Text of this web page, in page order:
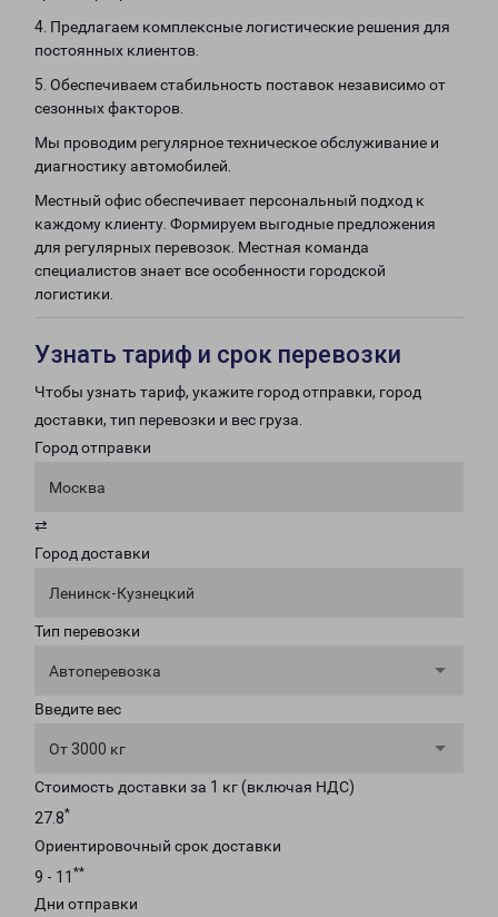
4. Предлагаем комплексные логистические решения для
постоянных клиентов.
5. Обеспечиваем стабильность поставок независимо от
сезонных факторов.
Мы проводим регулярное техническое обслуживание и
диагностику автомобилей.
Местный офис обеспечивает персональный подход к
каждому клиенту. Формируем выгодные предложения
для регулярных перевозок. Местная команда
специалистов знает все особенности городской
логистики.
Узнать тариф и срок перевозки
Чтобы узнать тариф, укажите город отправки, город
доставки, тип перевозки и вес груза.
Город отправки
Москва
⇄
Город доставки
Ленинск-Кузнецкий
Тип перевозки
Автоперевозка
Введите вес
От 3000 кг
Стоимость доставки за 1 кг (включая НДС)
27.8*
Ориентировочный срок доставки
9 - 11 **
Дни отправки